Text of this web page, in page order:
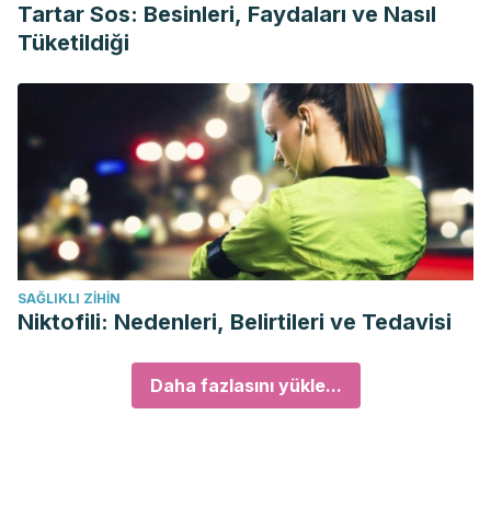
Tartar Sos: Besinleri, Faydaları ve Nasıl
Tüketildiği
SAĞLIKLI ZIHIN
Niktofili: Nedenleri, Belirtileri ve Tedavisi
Daha fazlasını yükle...